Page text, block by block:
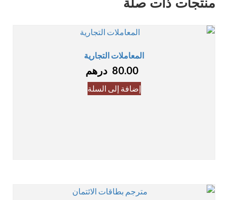
المعاملات التجارية
درهم 80.00
إضافة إلى السلة